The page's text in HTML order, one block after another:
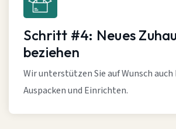
Schritt #4: Neues
beziehen
Wir unterstützen Sie auf Wunsch auch
Auspacken und Einrichten.